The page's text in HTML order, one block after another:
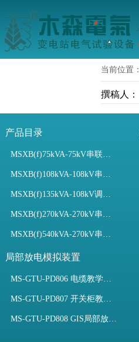
当前位置：
撰稿人：
产品目录
MSXB(f)75kVA-75kV串联谐振装置
MSXB(f)108kVA-108kV串联谐振试验装置
MSXB(f)135kVA-108kV调频串联谐振试验装置
MSXB(f)270kVA-270kV串联谐振
MSXB(f)540kVA-270kV串联谐振试验装置
局部放电模拟装置
MS-GTU-PD806 电缆教学用局部放电模拟装置
MS-GTU-PD807 开关柜教学用局部放电模拟装置
MS-GTU-PD808 GIS局部放电模拟系统